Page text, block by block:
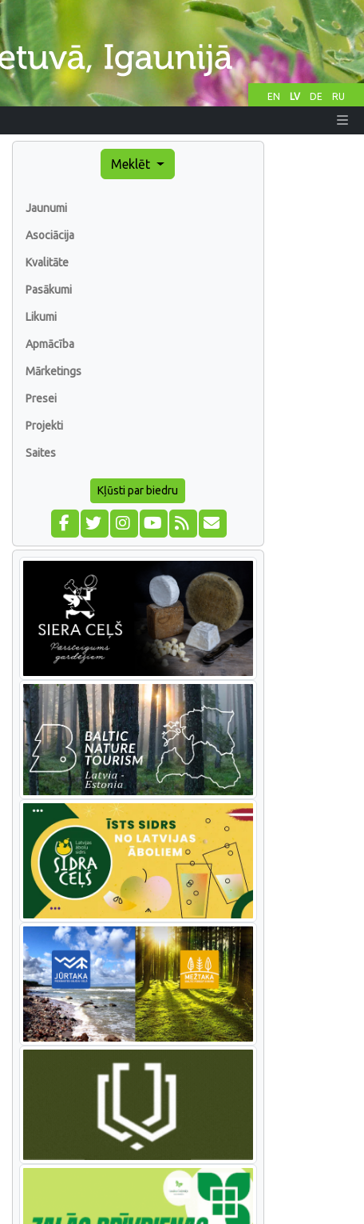
EN LV DE RU
Meklēt
Jaunumi
Asociācija
Kvalitāte
Pasākumi
Likumi
Apmācība
Mārketings
Presei
Projekti
Saites
Kļūsti par biedru